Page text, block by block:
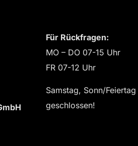
Für Rückfragen:
MO – DO 07-15 Uhr
FR 07-12 Uhr
Samstag, Sonn/Feiertag
geschlossen!